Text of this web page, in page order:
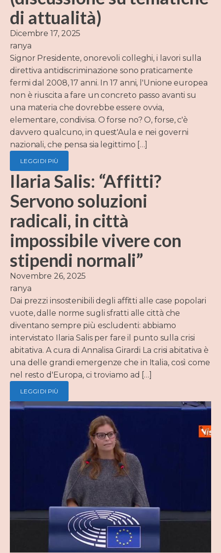
di attualità)
Dicembre 17, 2025
ranya
Signor Presidente, onorevoli colleghi, i lavori sulla
direttiva antidiscriminazione sono praticamente
fermi dal 2008, 17 anni. In 17 anni, l'Unione europea
non è riuscita a fare un concreto passo avanti su
una materia che dovrebbe essere ovvia,
elementare, condivisa. O forse no? O, forse, c'è
davvero qualcuno, in quest'Aula e nei governi
nazionali, che pensa sia legittimo […]
LEGGI DI PIÙ
Ilaria Salis: “Affitti?
Servono soluzioni
radicali, in città
impossibile vivere con
stipendi normali”
Novembre 26, 2025
ranya
Dai prezzi insostenibili degli affitti alle case popolari
vuote, dalle norme sugli sfratti alle città che
diventano sempre più escludenti: abbiamo
intervistato Ilaria Salis per fare il punto sulla crisi
abitativa. A cura di Annalisa Girardi La crisi abitativa è
una delle grandi emergenze che in Italia, così come
nel resto d'Europa, ci troviamo ad […]
LEGGI DI PIÙ